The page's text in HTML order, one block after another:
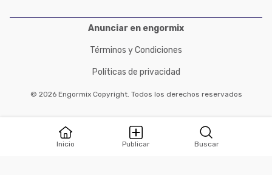
Inicio Publicar Buscar
Anunciar en engormix
Términos y Condiciones
Políticas de privacidad
© 2026 Engormix Copyright. Todos los derechos reservados